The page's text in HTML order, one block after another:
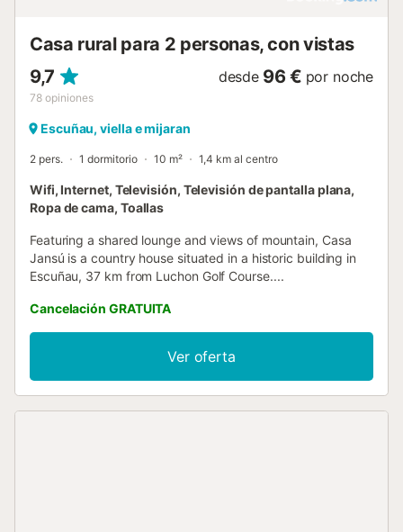
Casa rural para 2 personas, con vistas
9,7
78 opiniones
desde 96 € por noche
Escuñau, viella e mijaran
2 pers. 1 dormitorio 10 m² 1,4 km al centro
Wifi, Internet, Televisión, Televisión de pantalla plana,
Ropa de cama, Toallas
Featuring a shared lounge and views of mountain, Casa
Jansú is a country house situated in a historic building in
Escuñau, 37 km from Luchon Golf Course....
Cancelación GRATUITA
Ver oferta